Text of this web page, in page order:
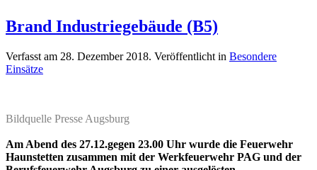
Brand Industriegebäude (B5)
Verfasst am 28. Dezember 2018. Veröffentlicht in Besondere
Einsätze
Bildquelle Presse Augsburg
Am Abend des 27.12.gegen 23.00 Uhr wurde die Feuerwehr
Haunstetten zusammen mit der Werkfeuerwehr PAG und der